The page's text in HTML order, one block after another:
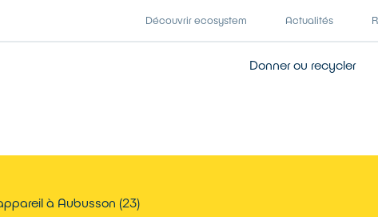
Découvrir ecosystem Actualités
Donner ou recycler
à Aubusson (23)